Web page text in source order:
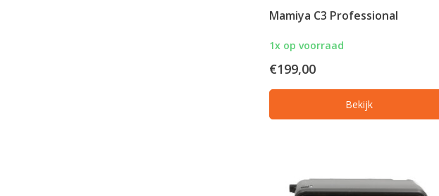
Mamiya C3 Professional
1x op voorraad
€199,00
Bekijk